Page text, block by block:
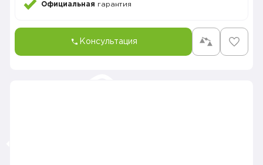
Официальная гарантия
Консультация